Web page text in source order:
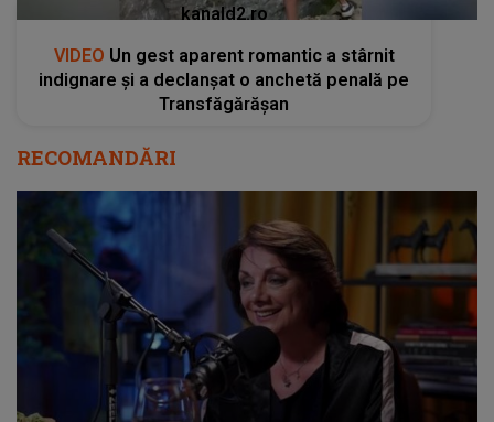
kanald2.ro
VIDEO Un gest aparent romantic a stârnit
indignare și a declanșat o anchetă penală pe
Transfăgărășan
RECOMANDĂRI